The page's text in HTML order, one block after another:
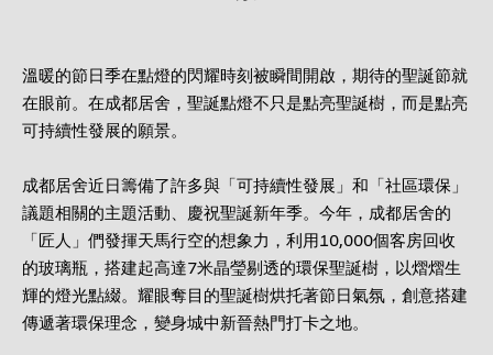
繼續
溫暖的節日季在點燈的閃耀時刻被瞬間開啟，期待的聖誕節就
在眼前。在成都居舍，聖誕點燈不只是點亮聖誕樹，而是點亮
可持續性發展的願景。
成都居舍近日籌備了許多與「可持續性發展」和「社區環保」
議題相關的主題活動、慶祝聖誕新年季。今年，成都居舍的
「匠人」們發揮天馬行空的想象力，利用10,000個客房回收
的玻璃瓶，搭建起高達7米晶瑩剔透的環保聖誕樹，以熠熠生
輝的燈光點綴。耀眼奪目的聖誕樹烘托著節日氣氛，創意搭建
傳遞著環保理念，變身城中新晉熱門打卡之地。